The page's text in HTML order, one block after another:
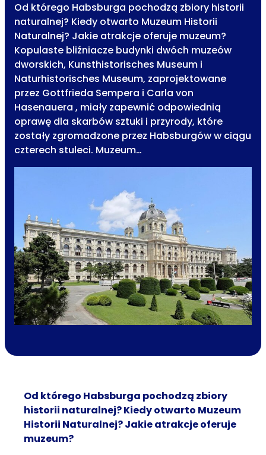
Od którego Habsburga pochodzą zbiory historii
naturalnej? Kiedy otwarto Muzeum Historii
Naturalnej? Jakie atrakcje oferuje muzeum?
Kopulaste bliźniacze budynki dwóch muzeów
dworskich, Kunsthistorisches Museum i
Naturhistorisches Museum, zaprojektowane
przez Gottfrieda Sempera i Carla von
Hasenauera , miały zapewnić odpowiednią
oprawę dla skarbów sztuki i przyrody, które
zostały zgromadzone przez Habsburgów w ciągu
czterech stuleci. Muzeum…
Od którego Habsburga pochodzą zbiory
historii naturalnej? Kiedy otwarto Muzeum
Historii Naturalnej? Jakie atrakcje oferuje
muzeum?